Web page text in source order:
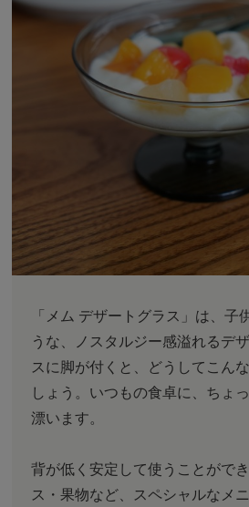
「メム デザートグラス」は、子
うな、ノスタルジー感溢れるデ
スに脚が付くと、どうしてこん
しょう。いつもの食卓に、ちょ
漂います。
背が低く安定して使うことがで
ス・果物など、スペシャルなメ